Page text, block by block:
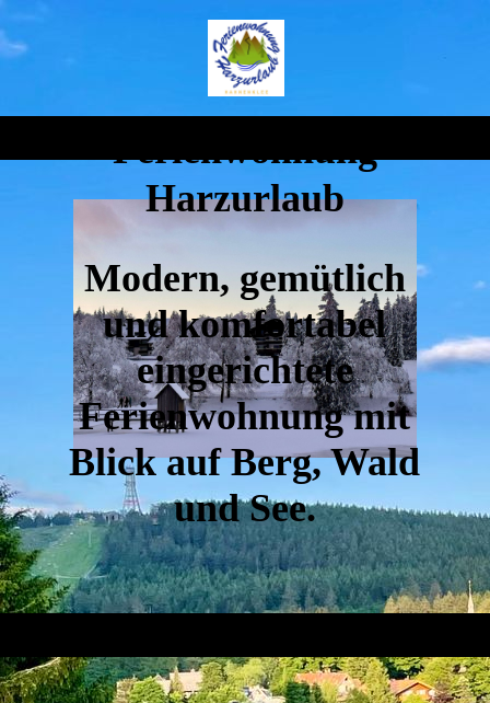
Ferienwohnung
Harzurlaub
Modern, gemütlich
und komfortabel
eingerichtete
Ferienwohnung mit
Blick auf Berg, Wald
und See.